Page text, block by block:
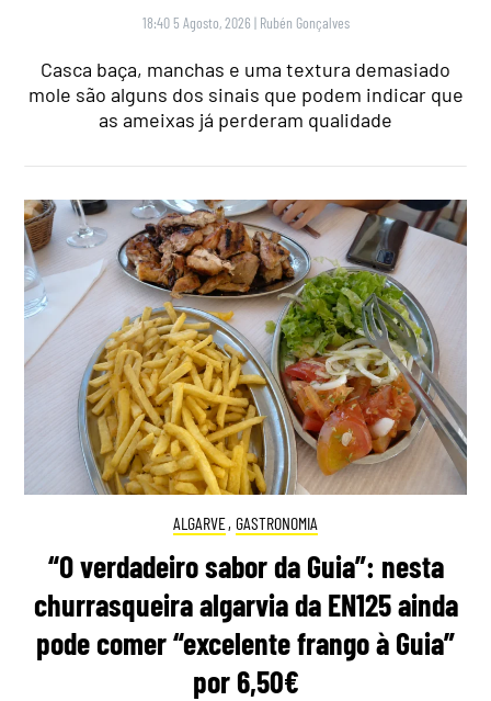
18:40 5 Agosto, 2026 | Rubén Gonçalves
Casca baça, manchas e uma textura demasiado
mole são alguns dos sinais que podem indicar que
as ameixas já perderam qualidade
ALGARVE, GASTRONOMIA
“O verdadeiro sabor da Guia”: nesta
churrasqueira algarvia da EN125 ainda
pode comer “excelente frango à Guia”
por 6,50€